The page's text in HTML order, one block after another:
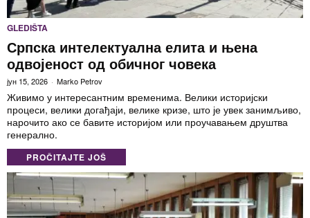
GLEDIŠTA
Српска интелектуална елита и њена
одвојеност од обичног човека
јун 15, 2026 Marko Petrov
Живимо у интересантним временима. Велики историјски
процеси, велики догађаји, велике кризе, што је увек занимљиво,
нарочито ако се бавите историјом или проучавањем друштва
генерално.
PROČITAJTE JOŠ